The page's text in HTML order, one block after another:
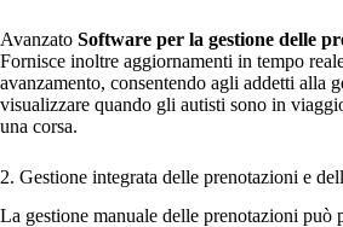
Avanzato Software per la gestione delle
Fornisce inoltre aggiornamenti in tempo
avanzamento, consentendo agli addetti alla
visualizzare quando gli autisti sono in
una corsa.
2. Gestione integrata delle prenotazioni e
La gestione manuale delle prenotazioni può